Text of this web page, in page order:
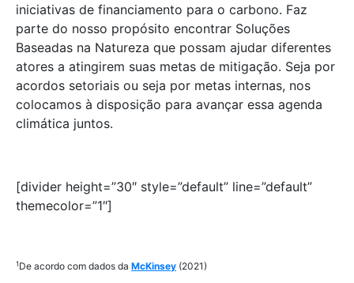
iniciativas de financiamento para o carbono. Faz
parte do nosso propósito encontrar Soluções
Baseadas na Natureza que possam ajudar diferentes
atores a atingirem suas metas de mitigação. Seja por
acordos setoriais ou seja por metas internas, nos
colocamos à disposição para avançar essa agenda
climática juntos.
[divider height=”30″ style=”default” line=”default”
themecolor=”1″]
1De acordo com dados da McKinsey (2021)